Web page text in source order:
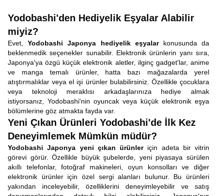
Yodobashi'den Hediyelik Eşyalar Alabilir
miyiz?
Evet,Yodobashi Japonya hediyelik eşyalarkonusunda da
beklenmedik seçenekler sunabilir. Elektronik ürünlerin yanı sıra,
Japonya'ya özgü küçük elektronik aletler, ilginç gadget'lar, anime
ve manga temalı ürünler, hatta bazı mağazalarda yerel
atıştırmalıklar veya el işi ürünler bulabilirsiniz. Özellikle çocuklara
veya teknoloji meraklısı arkadaşlarınıza hediye almak
istiyorsanız, Yodobashi'nin oyuncak veya küçük elektronik eşya
bölümlerine göz atmakta fayda var.
Yeni Çıkan Ürünleri Yodobashi'de İlk Kez
Deneyimlemek Mümkün müdür?
Yodobashi Japonya yeni çıkan ürünleriçin adeta bir vitrin
görevi görür. Özellikle büyük şubelerde, yeni piyasaya sürülen
akıllı telefonlar, fotoğraf makineleri, oyun konsolları ve diğer
elektronik ürünler için özel sergi alanları bulunur. Bu ürünleri
yakından inceleyebilir, özelliklerini deneyimleyebilir ve satış